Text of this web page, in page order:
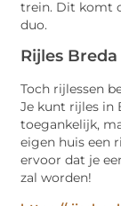
trein. Dit komt
duo.
Rijles Breda
Toch rijlessen
Je kunt rijles in
toegankelijk,
eigen huis een
ervoor dat je
zal worden!